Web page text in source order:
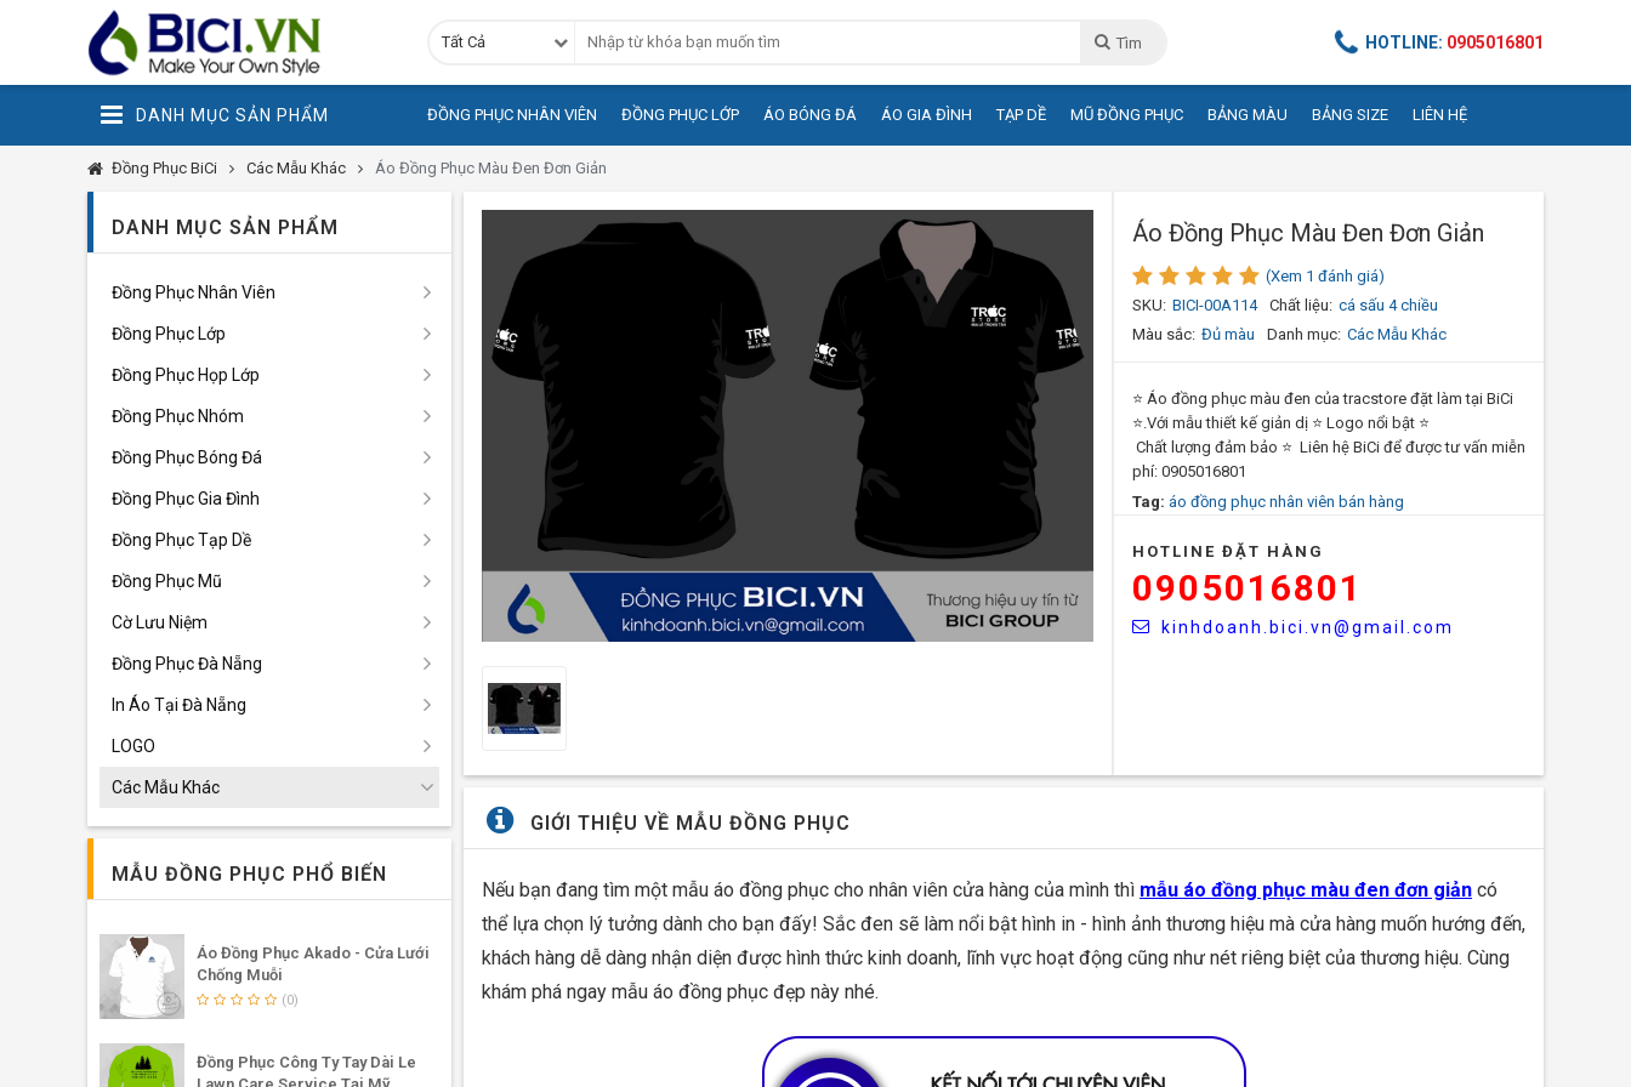
Tất Cả Tìm HOTLINE: 0905016801
DANH MỤC SẢN PHẨM ĐỒNG PHỤC NHÂN VIÊN ĐỒNG PHỤC LỚP ÁO BÓNG ĐÁ ÁO GIA ĐÌNH TẠP DỀ MŨ ĐỒNG PHỤC BẢNG MÀU BẢNG SIZE LIÊN HỆ
Đồng Phục BiCi Các Mẫu Khác Áo Đồng Phục Màu Đen Đơn Giản
Áo Đồng Phục Màu Đen Đơn Giản
(Xem 1 đánh giá)
SKU: BICI-00A114 Chất liệu: cá sấu 4 chiều
Màu sắc: Đủ màu Danh mục: Các Mẫu Khác
⭐ Áo đồng phục màu đen của tracstore đặt làm tại BiCi
⭐.Với mẫu thiết kế giản dị ⭐ Logo nổi bật ⭐
Chất lượng đảm bảo ⭐ Liên hệ BiCi để được tư vấn miễn
phí: 0905016801
Tag: áo đồng phục nhân viên bán hàng
HOTLINE ĐẶT HÀNG
0905016801
kinhdoanh.bici.vn@gmail.com
GIỚI THIỆU VỀ MẪU ĐỒNG PHỤC
Nếu bạn đang tìm một mẫu áo đồng phục cho nhân viên cửa hàng của mình thì mẫu áo đồng phục màu đen đơn giản có
thể lựa chọn lý tưởng dành cho bạn đấy! Sắc đen sẽ làm nổi bật hình in - hình ảnh thương hiệu mà cửa hàng muốn hướng đến,
khách hàng dễ dàng nhận diện được hình thức kinh doanh, lĩnh vực hoạt động cũng như nét riêng biệt của thương hiệu. Cùng
khám phá ngay mẫu áo đồng phục đẹp này nhé.
DANH MỤC SẢN PHẨM
Đồng Phục Nhân Viên
Đồng Phục Lớp
Đồng Phục Họp Lớp
Đồng Phục Nhóm
Đồng Phục Bóng Đá
Đồng Phục Gia Đình
Đồng Phục Tạp Dề
Đồng Phục Mũ
Cờ Lưu Niệm
Đồng Phục Đà Nẵng
In Áo Tại Đà Nẵng
LOGO
Các Mẫu Khác
MẪU ĐỒNG PHỤC PHỔ BIẾN
Áo Đồng Phục Akado - Cửa Lưới
Chống Muỗi
(0)
Đồng Phục Công Ty Tay Dài Le